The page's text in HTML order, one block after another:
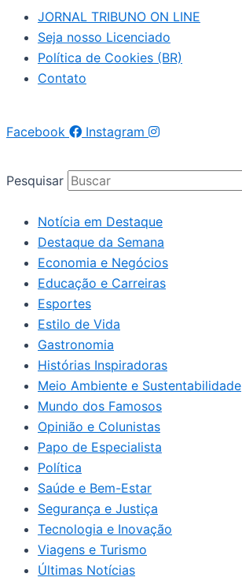
JORNAL TRIBUNO ON LINE
Seja nosso Licenciado
Política de Cookies (BR)
Contato
Facebook Instagram
Pesquisar
Notícia em Destaque
Destaque da Semana
Economia e Negócios
Educação e Carreiras
Esportes
Estilo de Vida
Gastronomia
Histórias Inspiradoras
Meio Ambiente e Sustentabilidade
Mundo dos Famosos
Opinião e Colunistas
Papo de Especialista
Política
Saúde e Bem-Estar
Segurança e Justiça
Tecnologia e Inovação
Viagens e Turismo
Últimas Notícias